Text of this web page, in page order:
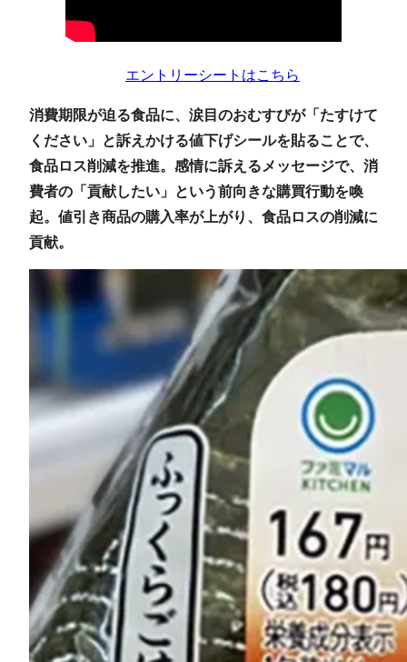
エントリーシートはこちら
消費期限が迫る食品に、涙目のおむすびが「たすけて
ください」と訴えかける値下げシールを貼ることで、
食品ロス削減を推進。感情に訴えるメッセージで、消
費者の「貢献したい」という前向きな購買行動を喚
起。値引き商品の購入率が上がり、食品ロスの削減に
貢献。